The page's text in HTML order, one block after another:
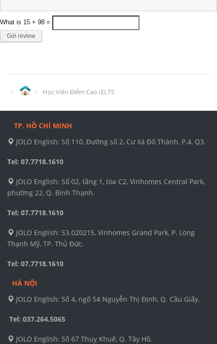
What is 15 + 98 =
Gửi review
Học Viên Điểm Cao IELTS
TP. HỒ CHÍ MINH
JOLO English: Số 110, Đường số 2, Cư Xá Đô Thành, P.4, Q3.
Tel: 07.7718.1610
JOLO English: Số 02, tầng 1, tòa C2, Vinhomes Central Park,
phường 22, Q. Bình Thạnh.
Tel: 07.7718.1610
JOLO English: S3.020215, Vinhomes Grand Park, P. Long
Thạnh Mỹ, TP. Thủ Đức.
Tel: 07.7718.1610
HÀ NỘI
JOLO English: Số 4, ngõ 54 Nguyễn Thị Định, Q. Cầu Giấy.
Tel: 037.264.5065
JOLO English: Số 67 Thuỵ Khuê, Q. Tây Hồ.